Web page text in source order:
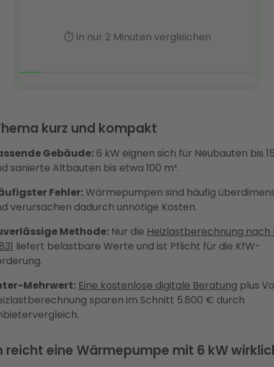
kurz und kompakt
Gebäude: 6 kW eignen sich für Neubauten bis
sanierte Altbauten bis etwa 100 m².
Fehler:Wärmepumpen sind häufig
verursachen dadurch unnötige Kosten.
Methode: Nur die Heizlastberechnung nach
liefert belastbare Werte und ist Pflicht für die KfW-
Mehrwert: Eine kostenlose digitale Beratung plus
sparen im Schnitt 5.800 € durch
reicht eine Wärmepumpe mit 6 kW